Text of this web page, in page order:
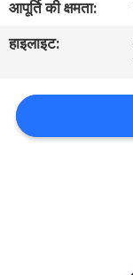
समाचार
एक
उद्धरण
आपूर्ति की क्षमता:
हाइलाइट: